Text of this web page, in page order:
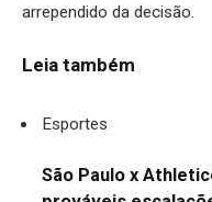
arrependido da decisão.
Leia também
Esportes
São Paulo x